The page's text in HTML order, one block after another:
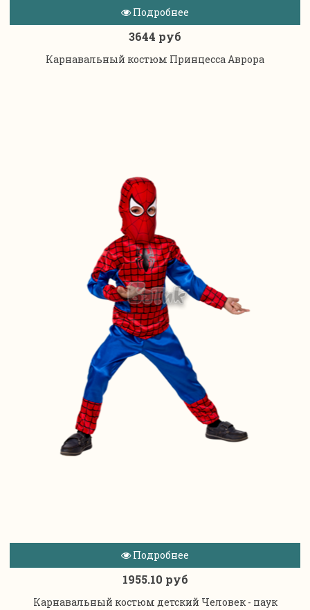
Подробнее
3644 руб
Карнавальный костюм Принцесса Аврора
Подробнее
1955.10 руб
Карнавальный костюм детский Человек - паук